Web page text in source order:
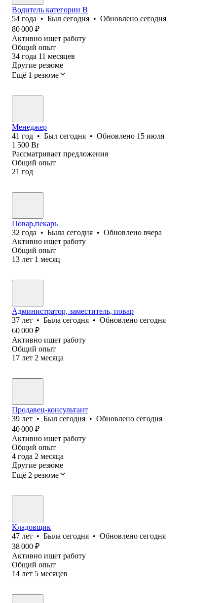
Водитель категории В
54 года • Был сегодня • Обновлено сегодня
80 000 ₽
Активно ищет работу
Общий опыт
34 года 11 месяцев
Другие резюме
Ещё 1 резюме
Менеджер
41 год • Был сегодня • Обновлено 15 июля
1 500 Br
Рассматривает предложения
Общий опыт
21 год
Повар,пекарь
32 года • Была сегодня • Обновлено вчера
Активно ищет работу
Общий опыт
13 лет 1 месяц
Администратор, заместитель, повар
37 лет • Была сегодня • Обновлено сегодня
60 000 ₽
Активно ищет работу
Общий опыт
17 лет 2 месяца
Продавец-консультант
39 лет • Был сегодня • Обновлено сегодня
40 000 ₽
Активно ищет работу
Общий опыт
4 года 2 месяца
Другие резюме
Ещё 2 резюме
Кладовщик
47 лет • Была сегодня • Обновлено сегодня
38 000 ₽
Активно ищет работу
Общий опыт
14 лет 5 месяцев